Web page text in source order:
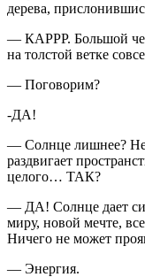
дерева,
— КАРРР. Большой
на толстой ветке
— Поговорим?
-ДА!
— Солнце лишнее?
раздвигает
целого… ТАК?
— ДА! Солнце дает
миру, новой мечте,
Ничего не может
— Энергия.